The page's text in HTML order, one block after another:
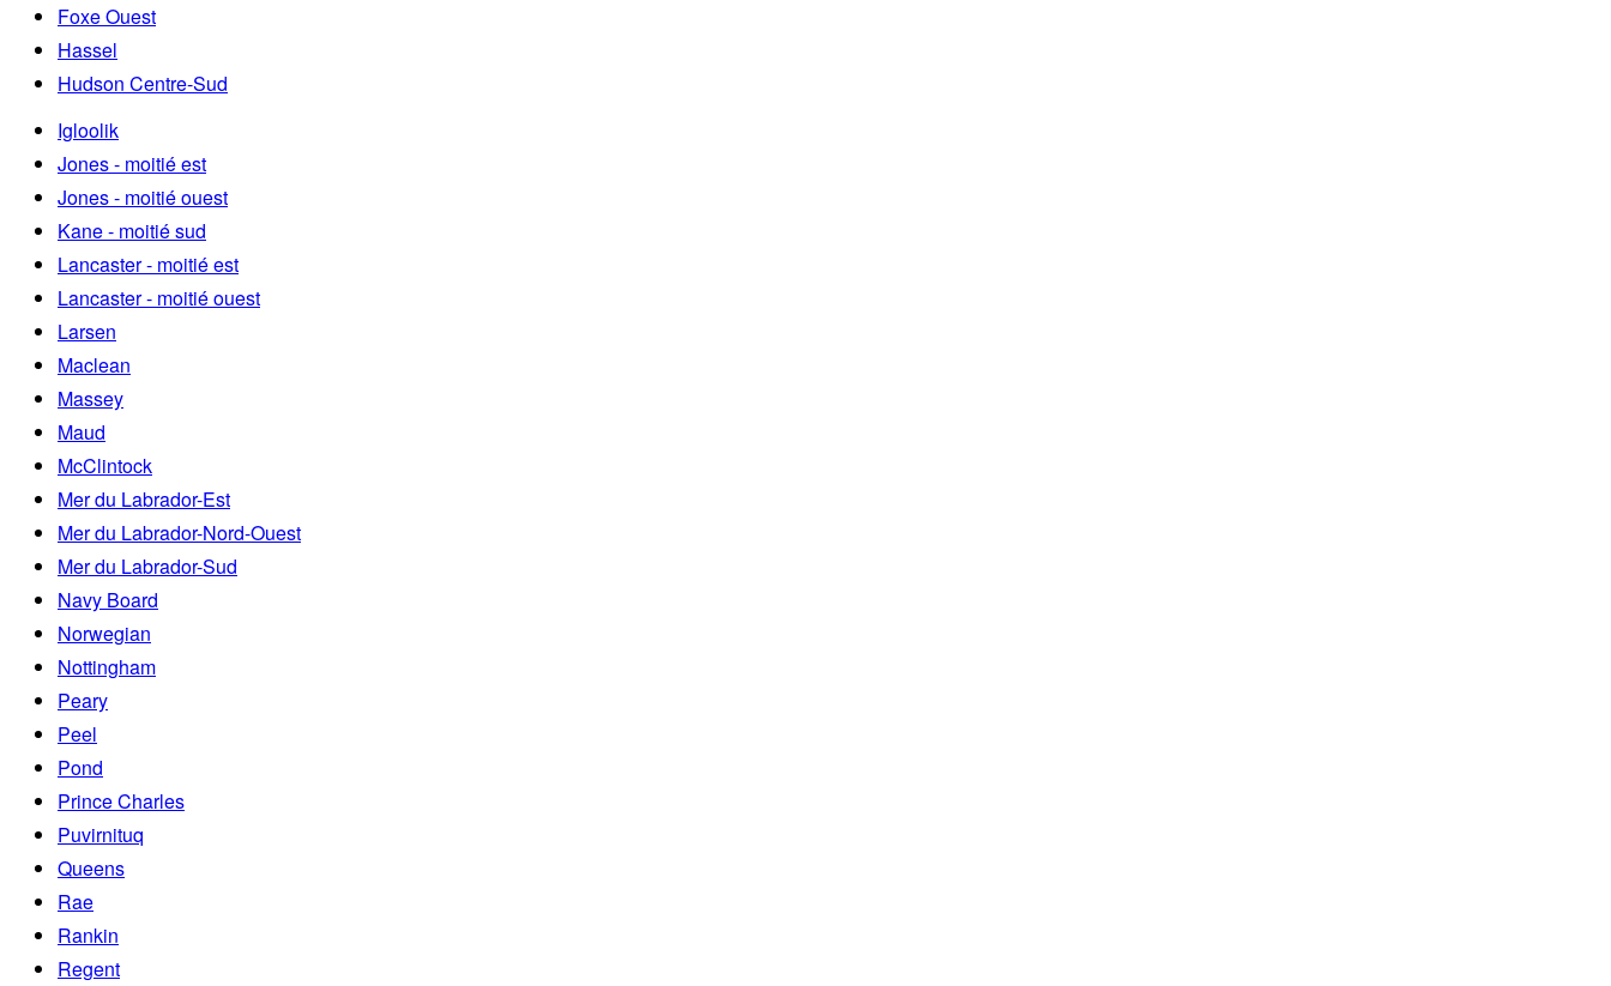
Foxe Ouest
Hassel
Hudson Centre-Sud
Igloolik
Jones - moitié est
Jones - moitié ouest
Kane - moitié sud
Lancaster - moitié est
Lancaster - moitié ouest
Larsen
Maclean
Massey
Maud
McClintock
Mer du Labrador-Est
Mer du Labrador-Nord-Ouest
Mer du Labrador-Sud
Navy Board
Norwegian
Nottingham
Peary
Peel
Pond
Prince Charles
Puvirnituq
Queens
Rae
Rankin
Regent